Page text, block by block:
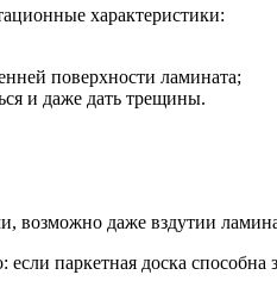
характеристики:
поверхности ламината;
и даже дать трещины.
возможно даже вздутии
паркетная доска